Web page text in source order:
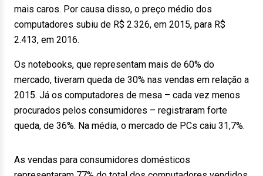
mais caros. Por causa disso, o preço médio dos
computadores subiu de R$ 2.326, em 2015, para R$
2.413, em 2016.
Os notebooks, que representam mais de 60% do
mercado, tiveram queda de 30% nas vendas em relação a
2015. Já os computadores de mesa – cada vez menos
procurados pelos consumidores – registraram forte
queda, de 36%. Na média, o mercado de PCs caiu 31,7%.
As vendas para consumidores domésticos